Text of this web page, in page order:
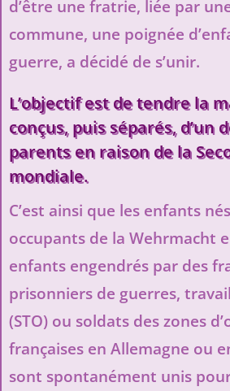
d’être une fratrie, liée par
commune, une poignée
guerre, a décidé de s’unir.
L’objectif est de tendre la
conçus, puis séparés, d’un
parents en raison de la
mondiale.
C’est ainsi que les enfants
occupants de la Wehrmacht
enfants engendrés par des
prisonniers de guerres,
(STO) ou soldats des zones
françaises en Allemagne ou
sont spontanément unis